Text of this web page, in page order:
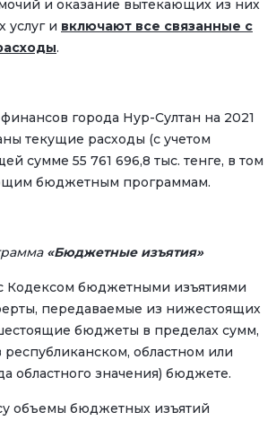
и оказание вытекающих из них
услуг и включают все связанные с
.
города Нур-Султан на 2021
текущие расходы (с учетом
сумме 55 761 696,8 тыс. тенге, в том
бюджетным программам.
«Бюджетные изъятия»
Кодексом бюджетными изъятиями
передаваемые из нижестоящих
бюджеты в пределах сумм,
областном или
областного значения) бюджете.
объемы бюджетных изъятий